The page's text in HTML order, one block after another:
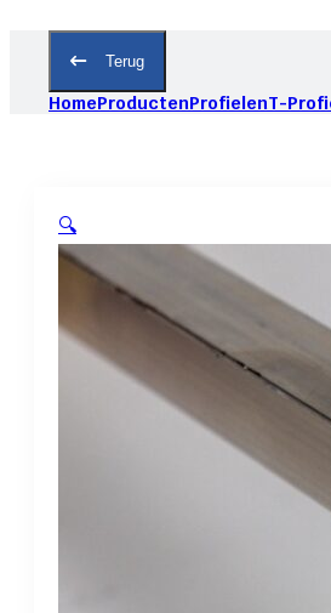
Terug
HomeProductenProfielenT-
🔍